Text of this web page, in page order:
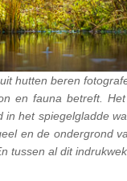
hutten beren
en fauna betreft.
het spiegelgladde
en de ondergrond
tussen al dit